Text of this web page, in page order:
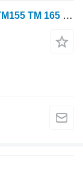
Parts, ersatzteile, pieces New Holland TM155 TM 165 175 parts, ersatzteile, pieces paredzēts New Holland TM155 TM 165 175 riteņtraktora